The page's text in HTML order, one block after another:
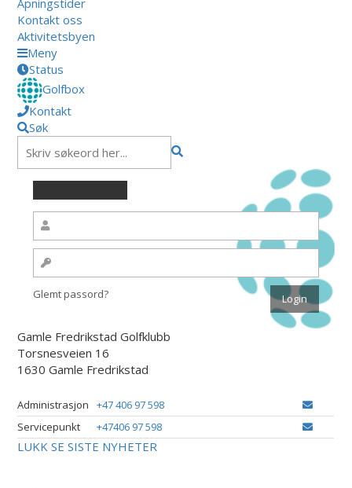
Kontakt oss
Aktivitetsbyen
Meny
Status
Golfbox
Kontakt
Søk
Glemt passord?
Gamle Fredrikstad Golfklubb
Torsnesveien 16
1630 Gamle Fredrikstad
Administrasjon
+47 406 97 598
Servicepunkt
+47406 97 598
LUKK SE SISTE NYHETER